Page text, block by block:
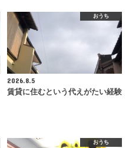
おうち
2026.8.5
賃貸に住むという代えがたい経験
おうち